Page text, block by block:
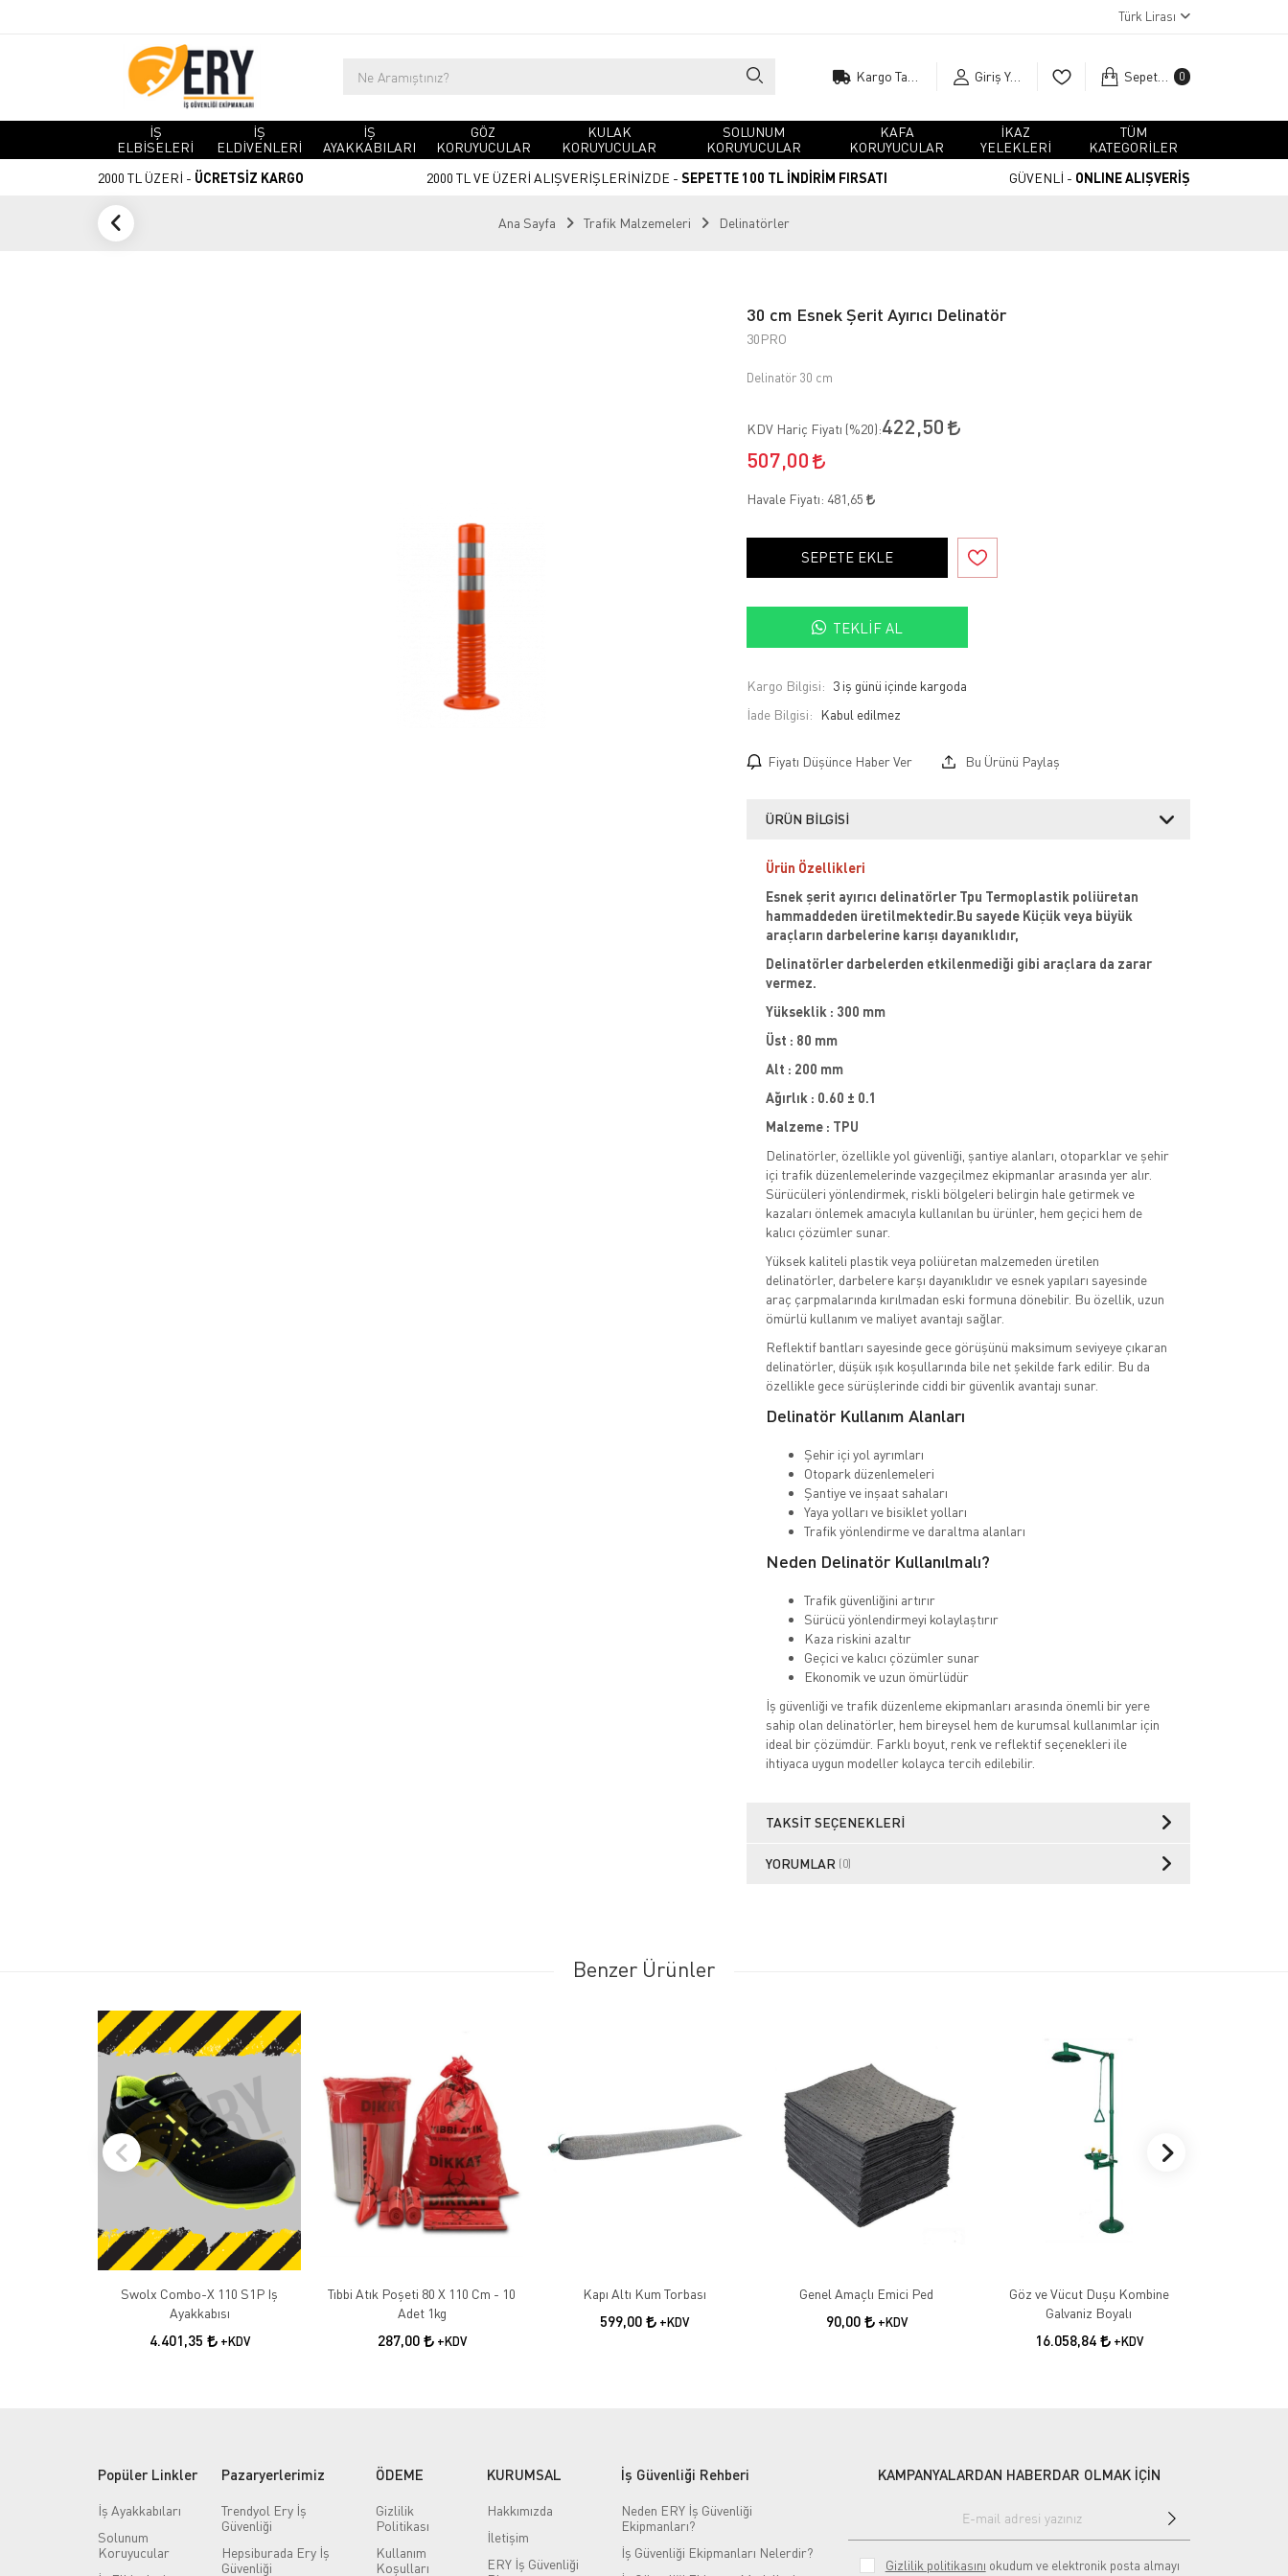
Türk Lirası
Giriş Yap Sepetim 0
İŞ
ELBİSELERİ
İŞ
ELDİVENLERİ
İŞ
AYAKKABILARI
GÖZ
KORUYUCULAR
KULAK
KORUYUCULAR
SOLUNUM
KORUYUCULAR
KAFA
KORUYUCULAR
İKAZ
YELEKLERİ
TÜM
KATEGORİLER
2000 TL ÜZERİ - ÜCRETSİZ KARGO 2000 TL VE ÜZERİ ALIŞVERİŞLERİNİZDE - SEPETTE 100 TL İNDİRİM FIRSATI GÜVENLİ - ONLINE ALIŞVERİŞ
Ana Sayfa Trafik Malzemeleri Delinatörler
30 cm Esnek Şerit Ayırıcı Delinatör
30PRO
Delinatör 30 cm
KDV Hariç Fiyatı (%20):422,50
507,00
Havale Fiyatı: 481,65
SEPETE EKLE
TEKLIF AL
Kargo Bilgisi: 3 iş günü içinde kargoda
İade Bilgisi:
Fiyatı Düşünce Haber Ver Bu Ürünü Paylaş
ÜRÜN BILGISI
Ürün Özellikleri
Esnek şerit ayırıcı delinatörler Tpu Termoplastik poliüretan
hammaddeden üretilmektedir.Bu sayede Küçük veya büyük
araçların darbelerine karışı dayanıklıdır,
Delinatörler darbelerden etkilenmediği gibi araçlara da zarar
vermez.
Yükseklik : 300 mm
Üst : 80 mm
Alt : 200 mm
Ağırlık : 0.60 ± 0.1
Malzeme : TPU
Delinatörler, özellikle yol güvenliği, şantiye alanları, otoparklar ve şehir
içi trafik düzenlemelerinde vazgeçilmez ekipmanlar arasında yer alır.
Sürücüleri yönlendirmek, riskli bölgeleri belirgin hale getirmek ve
kazaları önlemek amacıyla kullanılan bu ürünler, hem geçici hem de
kalıcı çözümler sunar.
Yüksek kaliteli plastik veya poliüretan malzemeden üretilen
delinatörler, darbelere karşı dayanıklıdır ve esnek yapıları sayesinde
araç çarpmalarında kırılmadan eski formuna dönebilir. Bu özellik, uzun
ömürlü kullanım ve maliyet avantajı sağlar.
Reflektif bantları sayesinde gece görüşünü maksimum seviyeye çıkaran
delinatörler, düşük ışık koşullarında bile net şekilde fark edilir. Bu da
özellikle gece sürüşlerinde ciddi bir güvenlik avantajı sunar.
Delinatör Kullanım Alanları
Şehir içi yol ayrımları
Otopark düzenlemeleri
Şantiye ve inşaat sahaları
Yaya yolları ve bisiklet yolları
Trafik yönlendirme ve daraltma alanları
Neden Delinatör Kullanılmalı?
Trafik güvenliğini artırır
Sürücü yönlendirmeyi kolaylaştırır
Kaza riskini azaltır
Geçici ve kalıcı çözümler sunar
Ekonomik ve uzun ömürlüdür
İş güvenliği ve trafik düzenleme ekipmanları arasında önemli bir yere
sahip olan delinatörler, hem bireysel hem de kurumsal kullanımlar için
ideal bir çözümdür. Farklı boyut, renk ve reflektif seçenekleri ile
ihtiyaca uygun modeller kolayca tercih edilebilir.
TAKSIT SEÇENEKLERI
YORUMLAR (0)
Benzer Ürünler
Swolx Combo-X 110 S1P Iş
Ayakkabısı
4.401,35 +KDV
Tıbbi Atık Poşeti 80 X 110 Cm - 10
Adet 1kg
287,00 +KDV
Kapı Altı Kum Torbası
599,00 +KDV
Genel Amaçlı Emici Ped
90,00 +KDV
Göz ve Vücut Duşu Kombine
Galvaniz Boyalı
16.058,84 +KDV
Popüler Linkler
İş Ayakkabıları
Solunum
Koruyucular
Pazaryerlerimiz
Trendyol Ery İş
Güvenliği
Hepsiburada Ery İş
Güvenliği
ÖDEME
Gizlilik
Politikası
Kullanım
Koşulları
KURUMSAL
Hakkımızda
İletişim
ERY İş Güvenliği
İş Güvenliği Rehberi
Neden ERY İş Güvenliği
Ekipmanları?
İş Güvenliği Ekipmanları Nelerdir?
KAMPANYALARDAN HABERDAR OLMAK İÇİN
Gizlilik politikasını okudum ve elektronik posta almayı